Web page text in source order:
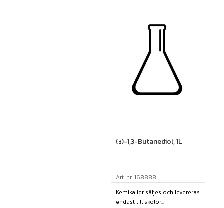
(±)-1,3-Butanediol, 1L
Art. nr: 168888
Kemikalier säljes och levereras
endast till skolor...